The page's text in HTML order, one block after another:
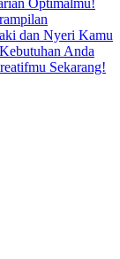
dan Nyeri Kamu
Anda
Sekarang!